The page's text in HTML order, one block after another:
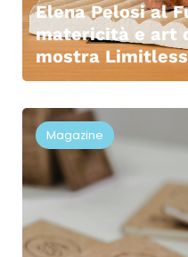
Elena Pelosi al
matericità e art
mostra
Magazine